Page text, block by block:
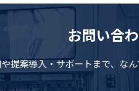
お問い合
提案導入・サポートまで、 な